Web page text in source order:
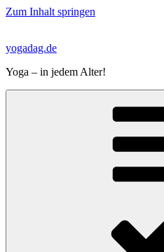
Zum Inhalt springen
yogadag.de
Yoga – in jedem Alter!